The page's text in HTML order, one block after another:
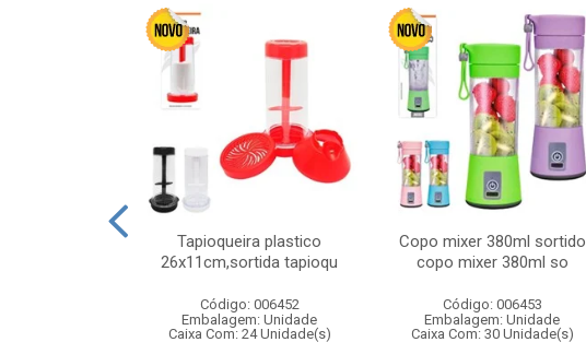
Tapioqueira plastico
26x11cm,sortida tapioqu
Código: 006452
Embalagem: Unidade
Caixa Com: 24 Unidade(s)
Copo mixer 380ml sortido
copo mixer 380ml so
Código: 006453
Embalagem: Unidade
Caixa Com: 30 Unidade(s)